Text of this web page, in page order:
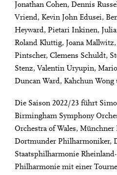
Jonathan Cohen, Dennis
Vriend, Kevin John Edusei,
Heyward, Pietari Inkinen,
Roland Kluttig, Joana
Pintscher, Clemens Schuldt,
Stenz, Valentin Uryupin,
Duncan Ward, Kahchun Wong
Die Saison 2022/23 führt
Birmingham Symphony
Orchestra of Wales, Münchner
Dortmunder Philharmoniker,
Staatsphilharmonie
Philharmonie mit einer